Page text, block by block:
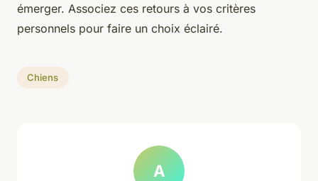
émerger. Associez ces retours à vos critères
personnels pour faire un choix éclairé.
Chiens
A